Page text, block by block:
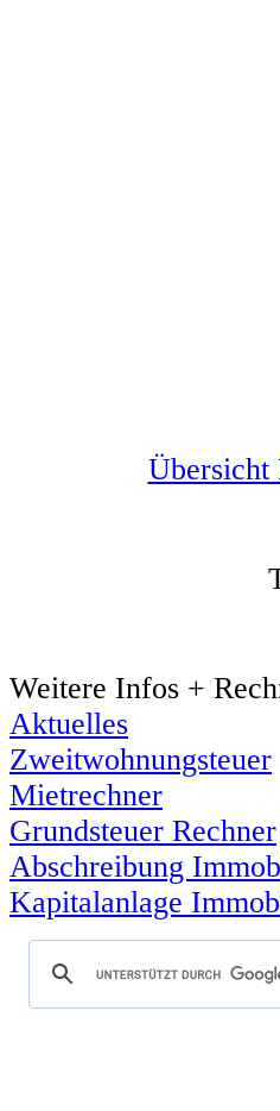
Übersicht
Weitere Infos +
Aktuelles
Zweitwohnungsteuer
Mietrechner
Grundsteuer Rechner
Abschreibung
Kapitalanlage